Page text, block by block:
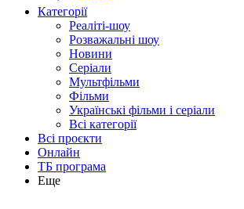
Категорії
Реаліті-шоу
Розважальні шоу
Новини
Серіали
Мультфільми
Фільми
Українські фільми і серіали
Всі категорії
Всі проєкти
Онлайн
ТБ програма
Еще